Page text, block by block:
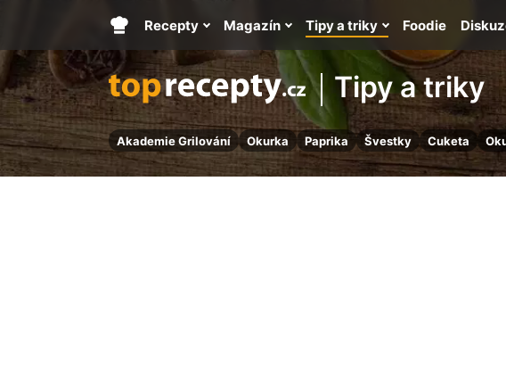
Tipy a triky
Akademie Grilování Okurka Paprika Švestky Cuketa
Hlavní
stránka
Recepty Magazín Tipy a triky Foodie